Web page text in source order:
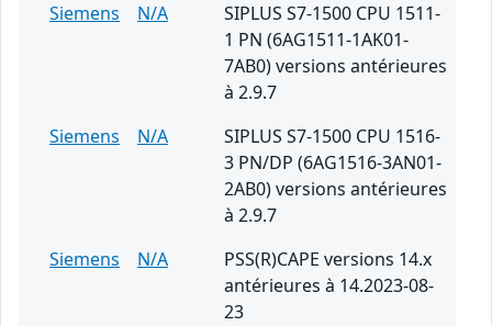
Siemens
N/A
SIPLUS S7-1500 CPU 1511-
1 PN (6AG1511-1AK01-
7AB0) versions antérieures
à 2.9.7
Siemens
N/A
SIPLUS S7-1500 CPU 1516-
3 PN/DP (6AG1516-3AN01-
2AB0) versions antérieures
à 2.9.7
Siemens
N/A
PSS(R)CAPE versions 14.x
antérieures à 14.2023-08-
23